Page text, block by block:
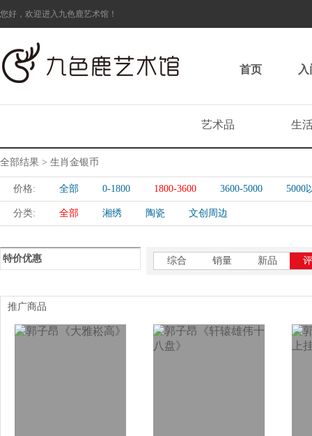
您好，欢迎进入九色鹿艺术馆！
首页
艺术品 生
全部结果 > 生肖金银币
价格: 全部 0-1800 1800-3600 3600-5000 5000
分类: 全部 湘绣 陶瓷 文创周边
特价优惠 综合 销量 新品
推广商品